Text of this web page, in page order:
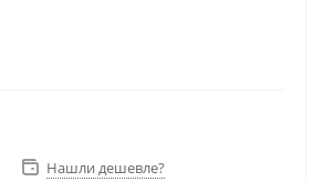
Нашли дешевле?